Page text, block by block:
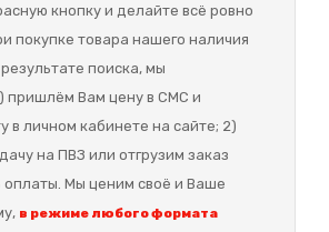
кнопку и делайте всё ровно
покупке товара нашего наличия
поиска, мы
пришлём Вам цену в СМС и
в личном кабинете на сайте; 2)
на ПВЗ или отгрузим заказ
Мы ценим своё и Ваше
в режиме любого формата